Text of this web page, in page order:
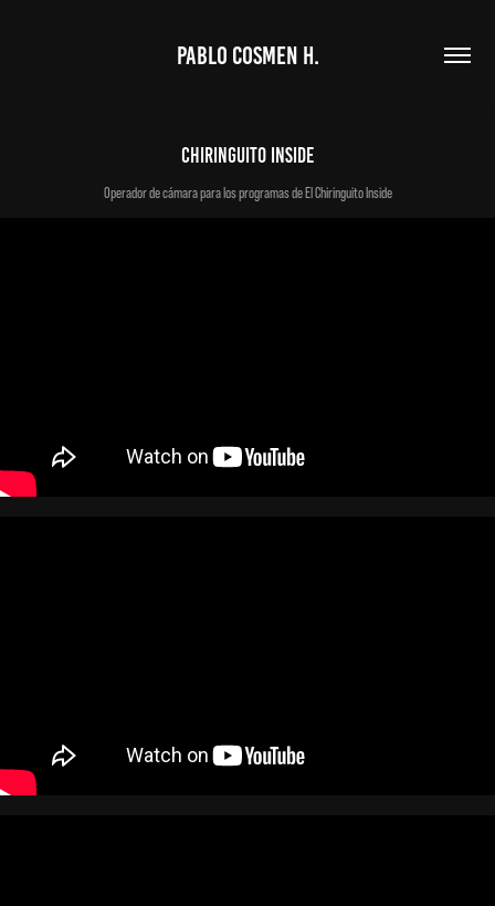
PABLO COSMEN H.
CHIRINGUITO INSIDE
Operador de cámara para los programas de El Chiringuito Inside